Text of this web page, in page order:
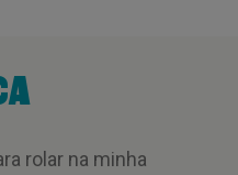
rolar na minha